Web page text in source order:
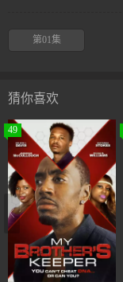
第01集
猜你喜欢
49